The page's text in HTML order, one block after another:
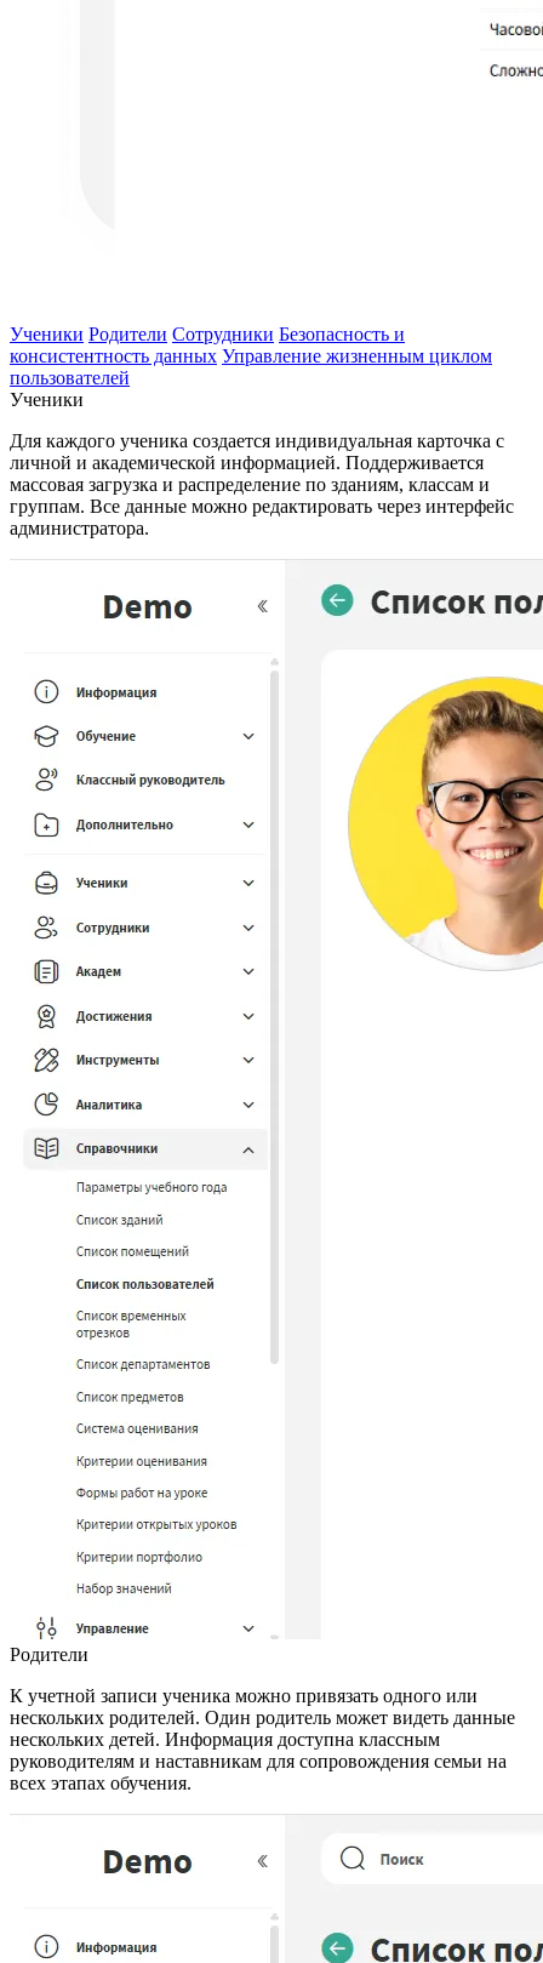
Ученики Родители Сотрудники Безопасность и
консистентность данных Управление жизненным циклом
пользователей
Ученики
Для каждого ученика создается индивидуальная карточка с
личной и академической информацией. Поддерживается
массовая загрузка и распределение по зданиям, классам и
группам. Все данные можно редактировать через интерфейс
администратора.
Родители
К учетной записи ученика можно привязать одного или
нескольких родителей. Один родитель может видеть данные
нескольких детей. Информация доступна классным
руководителям и наставникам для сопровождения семьи на
всех этапах обучения.